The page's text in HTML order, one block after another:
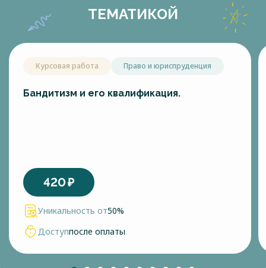
ТЕМАТИКОЙ
Курсовая работа Право и юриспруденция
Бандитизм и его квалификация.
420₽
Уникальность от50%
Доступпосле оплаты